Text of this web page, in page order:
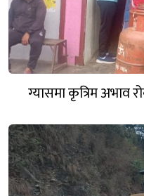
ग्यासमा कृत्रिम अभाव